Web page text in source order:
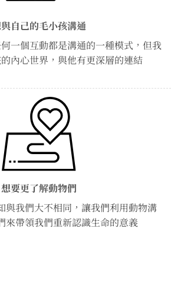
自己的毛小孩溝通
一個互動都是溝通的一種模式，但我
內心世界，與他有更深層的連結
想要更了解動物們
與我們大不相同，讓我們利用動物溝
來帶領我們重新認識生命的意義